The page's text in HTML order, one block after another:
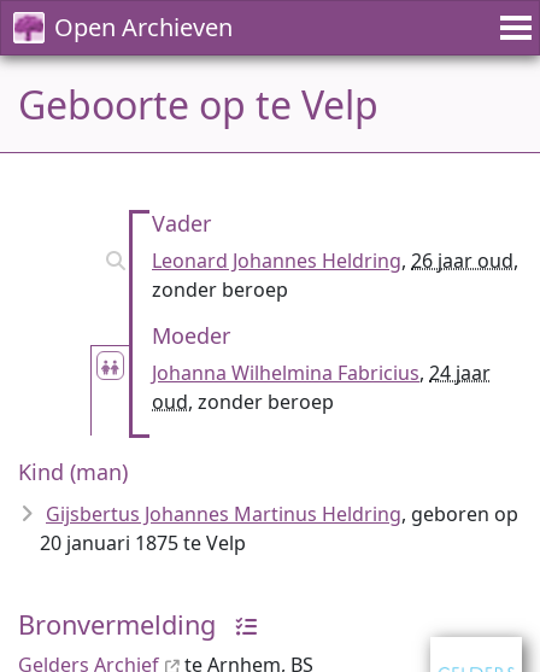
Open Archieven
Geboorte op te Velp
Vader
Leonard Johannes Heldring, 26 jaar oud,
zonder beroep
Moeder
Johanna Wilhelmina Fabricius, 24 jaar
oud, zonder beroep
Kind (man)
Gijsbertus Johannes Martinus Heldring, geboren op
20 januari 1875 te Velp
Bronvermelding
Gelders Archief
te Arnhem, BS